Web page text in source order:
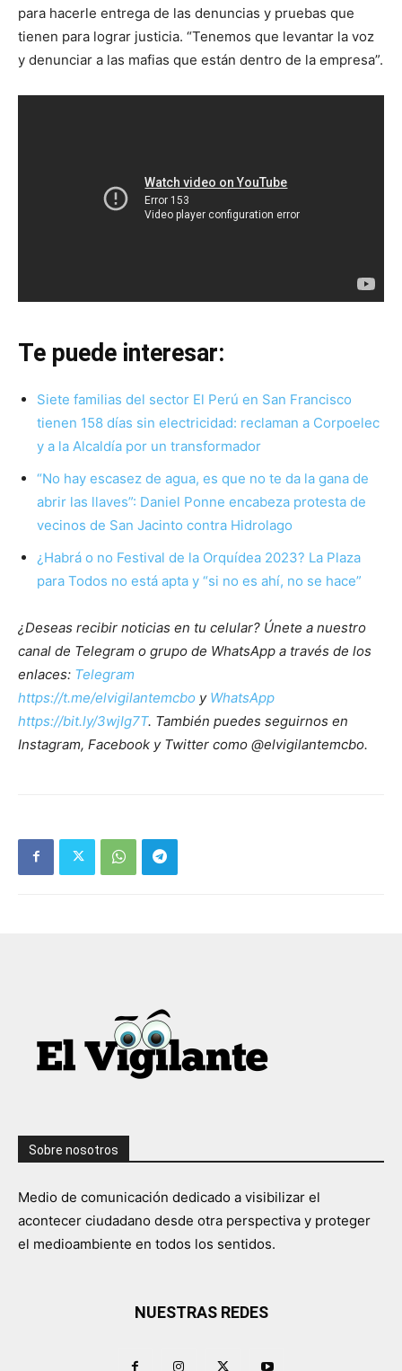
para hacerle entrega de las denuncias y pruebas que
tienen para lograr justicia. “Tenemos que levantar la voz
y denunciar a las mafias que están dentro de la empresa”.
Te puede interesar:
Siete familias del sector El Perú en San Francisco
tienen 158 días sin electricidad: reclaman a Corpoelec
y a la Alcaldía por un transformador
“No hay escasez de agua, es que no te da la gana de
abrir las llaves”: Daniel Ponne encabeza protesta de
vecinos de San Jacinto contra Hidrolago
¿Habrá o no Festival de la Orquídea 2023? La Plaza
para Todos no está apta y “si no es ahí, no se hace”
¿Deseas recibir noticias en tu celular? Únete a nuestro
canal de Telegram o grupo de WhatsApp a través de los
enlaces: Telegram
https://t.me/elvigilantemcbo y WhatsApp
https://bit.ly/3wjIg7T. También puedes seguirnos en
Instagram, Facebook y Twitter como @elvigilantemcbo.
Sobre nosotros
Medio de comunicación dedicado a visibilizar el
acontecer ciudadano desde otra perspectiva y proteger
el medioambiente en todos los sentidos.
NUESTRAS REDES